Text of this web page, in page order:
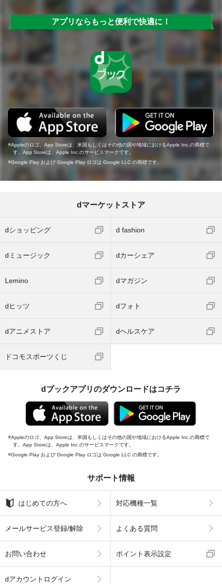
アプリならもっと便利で快適に！
Appleのロゴ、App Storeは、米国もしくはその他の国や地域におけるApple Inc.の商標で
す。App Storeは、Apple Inc.のサービスマークです。
Google Play および Google Play ロゴは Google LLC の商標です。
dマーケットストア
dショッピング d fashion
dミュージック dカーシェア
Lemino dマガジン
dヒッツ dフォト
dアニメストア dヘルスケア
ドコモスポーツくじ
dブックアプリのダウンロードはコチラ
Appleのロゴ、App Storeは、米国もしくはその他の国や地域におけるApple Inc.の商標で
す。App Storeは、Apple Inc.のサービスマークです。
Google Play および Google Play ロゴは Google LLC の商標です。
サポート情報
はじめての方へ 対応機種一覧
メールサービス登録/解除 よくある質問
お問い合わせ ポイント表示設定
dアカウントログイン